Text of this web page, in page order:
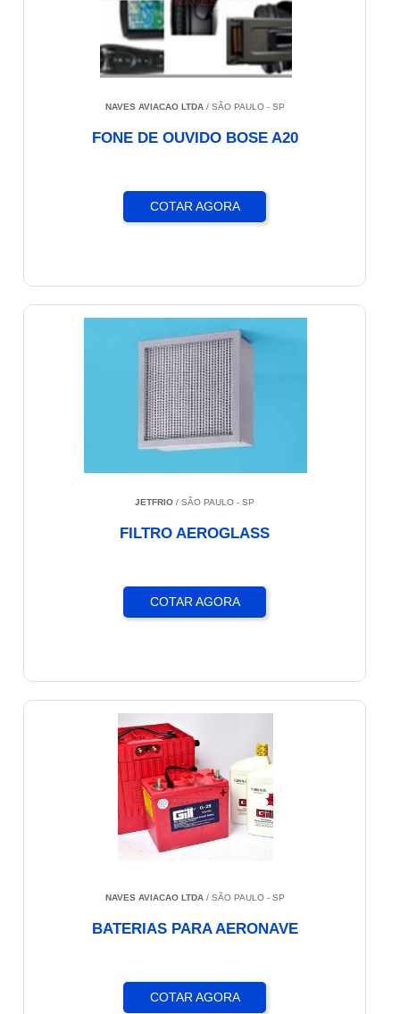
NAVES AVIACAO LTDA/ SÃO PAULO - SP
FONE DE OUVIDO BOSE A20
COTAR AGORA
JETFRIO / SÃO PAULO - SP
FILTRO AEROGLASS
COTAR AGORA
NAVES AVIACAO LTDA/ SÃO PAULO - SP
BATERIAS PARA AERONAVE
COTAR AGORA